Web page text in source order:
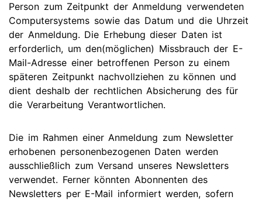
Person zum Zeitpunkt der Anmeldung verwendeten
Computersystems sowie das Datum und die Uhrzeit
der Anmeldung. Die Erhebung dieser Daten ist
erforderlich, um den(möglichen) Missbrauch der E-
Mail-Adresse einer betroffenen Person zu einem
späteren Zeitpunkt nachvollziehen zu können und
dient deshalb der rechtlichen Absicherung des für
die Verarbeitung Verantwortlichen.
Die im Rahmen einer Anmeldung zum Newsletter
erhobenen personenbezogenen Daten werden
ausschließlich zum Versand unseres Newsletters
verwendet. Ferner könnten Abonnenten des
Newsletters per E-Mail informiert werden, sofern